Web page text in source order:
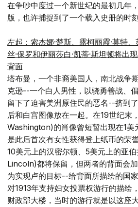
在争吵中度过一个新世纪的最初几年
版，也许捕捉到了一个载入史册的时刻
左起：索杰娜·楚斯、露柯丽霞·莫特、
丝·保罗和伊丽莎白·凯蒂·斯坦顿将出
背面
塔布曼，一个非裔美国人，南北战争
克逊--一个白人男性，以骁勇善战、
留下了迫害美洲原住民的恶名--挤到
后和白宫图像放在一起。在19世纪末
Washington)的肖像曾短暂出现在1美
是此后首次有女性获得登上纸币的荣誉
10美元上的汉密尔顿、5美元上的亚
Lincoln)都将保留，但两者的背面会
为实现卢的目标--给背面所描绘的国
对1913年支持妇女投票权游行的描绘
财政部大楼，当时的游行就是以这座